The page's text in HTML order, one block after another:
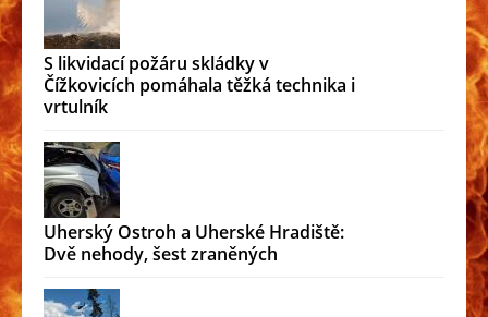
S likvidací požáru skládky v
Čížkovicích pomáhala těžká technika i
vrtulník
Uherský Ostroh a Uherské Hradiště:
Dvě nehody, šest zraněných